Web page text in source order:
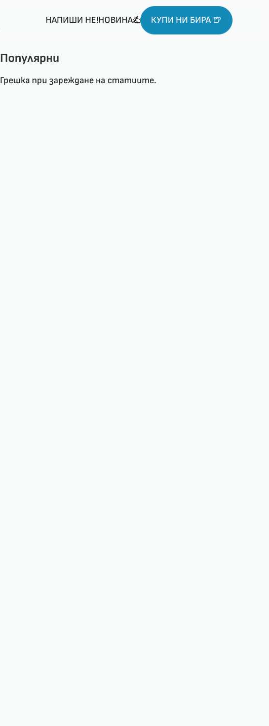
НАПИШИ НЕ!НОВИНА КУПИ НИ БИРА 🍺
Популярни
Грешка при зареждане на статиите.